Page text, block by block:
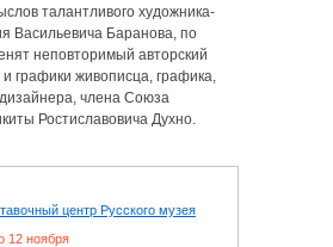
талантливого художника-
Васильевича Баранова, по
неповторимый авторский
графики живописца, графика,
члена Союза
Ростиславовича Духно.
центр Русского музея
12 ноября